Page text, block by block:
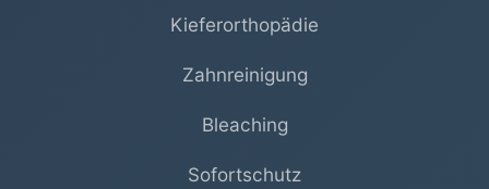
Kieferorthopädie
Zahnreinigung
Bleaching
Sofortschutz